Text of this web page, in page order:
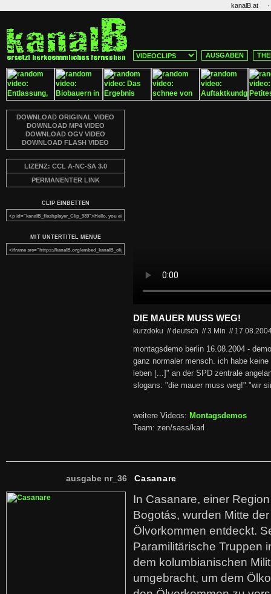
kanalB.at ·
AUSGABEN
DOWNLOAD ORIGINAL VIDEO
DOWNLOAD MP4 VIDEO
DOWNLOAD OGV VIDEO
DOWNLOAD FLASH VIDEO
LIZENZ: CCL A-NC-SA 3.0
PERMANENTER LINK
CLIP EINBETTEN
MIT UNTERTITEL MENUE
DIE MAUER MUSS WEG!
kurzdoku // deutsch //3 Min //
montagsdemo berlin 16.08.2004 -
ganz normaler mensch. ich habe
leben [...]" an der SPD zentrale
slogans: "die mauer muss weg!" "wir
weitere Videos: Montagsdemos
Team: zen/sass/karl
ausgabe nr_36 Casanare
In Casanare, einer
Bogotás, wurden Mitte
Ölvorkommen entdeckt.
Paramilitärische Truppen
dem kolumbianischen
umgebracht, um dem